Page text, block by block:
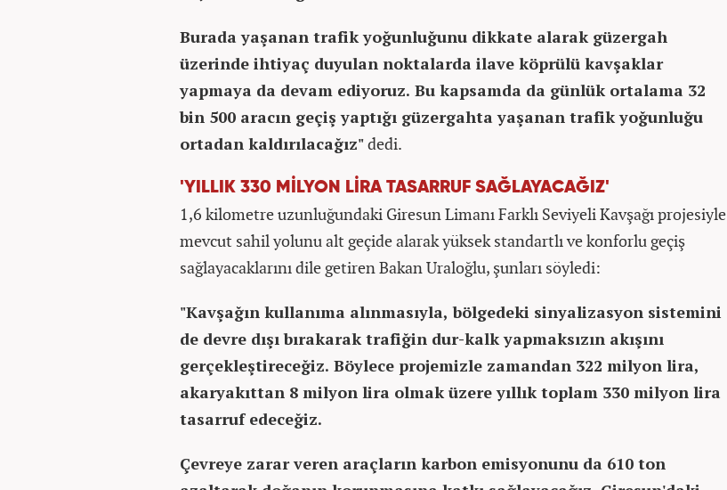
Burada yaşanan trafik yoğunluğunu dikkate alarak güzergah
üzerinde ihtiyaç duyulan noktalarda ilave köprülü kavşaklar
yapmaya da devam ediyoruz. Bu kapsamda da günlük ortalama 32
bin 500 aracın geçiş yaptığı güzergahta yaşanan trafik yoğunluğu
ortadan kaldırılacağız"dedi.
'YILLIK 330 MİLYON LİRA TASARRUF SAĞLAYACAĞIZ'
1,6 kilometre uzunluğundaki Giresun Limanı Farklı Seviyeli Kavşağı projesiyle
mevcut sahil yolunu alt geçide alarak yüksek standartlı ve konforlu geçiş
sağlayacaklarını dile getiren Bakan Uraloğlu, şunları söyledi:
"Kavşağın kullanıma alınmasıyla, bölgedeki sinyalizasyon sistemini
de devre dışı bırakarak trafiğin dur-kalk yapmaksızın akışını
gerçekleştireceğiz. Böylece projemizle zamandan 322 milyon lira,
akaryakıttan 8 milyon lira olmak üzere yıllık toplam 330 milyon lira
tasarruf edeceğiz.
Çevreye zarar veren araçların karbon emisyonunu da 610 ton